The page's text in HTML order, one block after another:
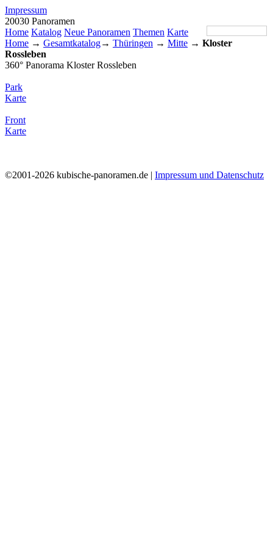
Impressum
20030 Panoramen
Home Katalog Neue Panoramen Themen Karte
Home → Gesamtkatalog→ Thüringen → Mitte → Kloster
Rossleben
360° Panorama Kloster Rossleben
Park
Karte
Front
Karte
©2001-2026 kubische-panoramen.de | Impressum und Datenschutz